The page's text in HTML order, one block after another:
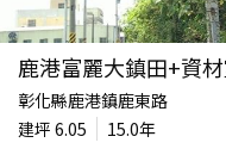
鹿港富麗大鎮田+資
彰化縣鹿港鎮鹿東路
建坪 6.05
15.0年